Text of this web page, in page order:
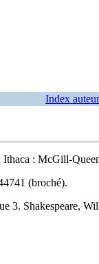
Index
: McGill-
(broché).
3. Shakespeare,